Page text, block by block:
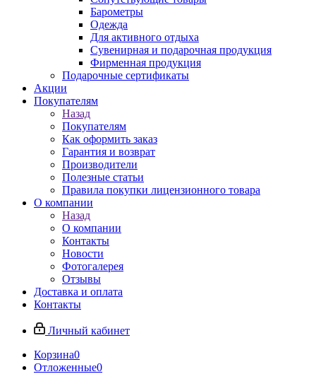
Барометры
Одежда
Для активного отдыха
Сувенирная и подарочная продукция
Фирменная продукция
Подарочные сертификаты
Акции
Покупателям
Назад
Покупателям
Как оформить заказ
Гарантия и возврат
Производители
Полезные статьи
Правила покупки лицензионного товара
О компании
Назад
О компании
Контакты
Новости
Фотогалерея
Отзывы
Доставка и оплата
Контакты
Личный кабинет
Корзина0
Отложенные0